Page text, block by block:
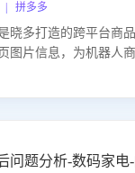
拼多多
晓多打造的跨平台商
图片信息，为机器人
问题分析-数码家电